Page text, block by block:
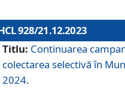
928/21.12.2023
Titlu: Continuarea
colectarea selectivă în
2024.